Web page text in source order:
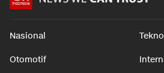
Nasional
Otomotif